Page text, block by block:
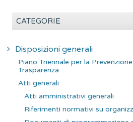
r
CATEGORIE
Disposizioni generali
Piano Triennale per la
Trasparenza
Atti generali
Atti amministrativi generali
Riferimenti normativi su